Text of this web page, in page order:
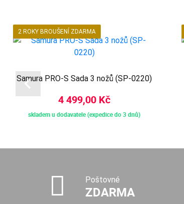
2 ROKY BROUŠENÍ ZDARMA
Samura PRO-S Sada 3 nožů (SP-0220)
4 499,00 Kč
skladem u dodavatele (expedice do 3 dnů)
Poštovné
ZDARMA